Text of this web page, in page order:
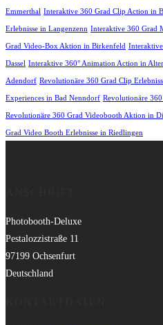
Emmerthal Interaktive 360 Grad Clip Action in
Erlebnisse in Langenzenn Interaktive 360 Grad
Grad Video-Box Aktion in Birkenfeld
Dassel Interaktive 360° Animation Action in
Adendorf Revolutionäre 360 Grad Clip
Experiences in Bad Nenndorf Revolutionäre
Revolutionäre 360 Grad Videobooth Aktion in
Grad Video Booth Erlebnisse in Riedlingen
Photobooth-Deluxe
Pestalozzistraße 11
97199 Ochsenfurt
Deutschland